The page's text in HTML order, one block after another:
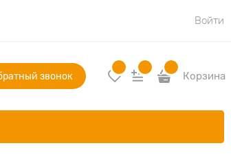
Войти
звонок Корзина